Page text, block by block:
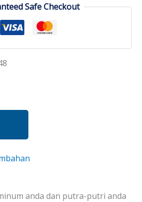
Safe Checkout
anda dan putra-putri anda